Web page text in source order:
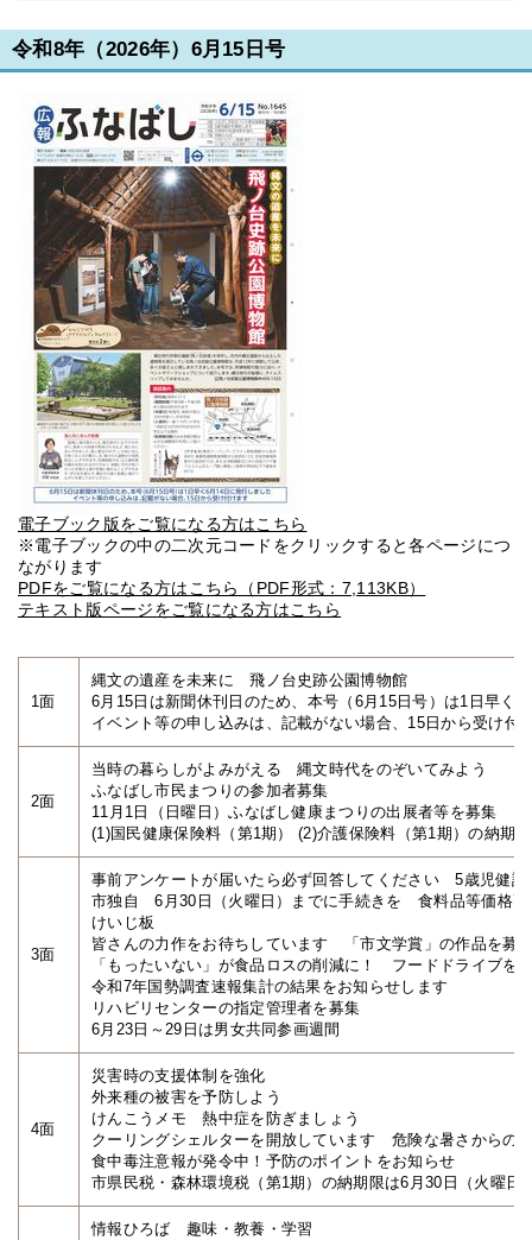
令和8年（2026年）6月15日号
電子ブック版をご覧になる方はこちら
※電子ブックの中の二次元コードをクリックすると各ページにつ
ながります
PDFをご覧になる方はこちら（PDF形式：7,113KB）
テキスト版ページをご覧になる方はこちら
1面
縄文の遺産を未来に 飛ノ台史跡公園博物館
6月15日は新聞休刊日のため、本号（6月15日号）は1日早く6
イベント等の申し込みは、記載がない場合、15日から受け付
2面
当時の暮らしがよみがえる 縄文時代をのぞいてみよう
ふなばし市民まつりの参加者募集
11月1日（日曜日）ふなばし健康まつりの出展者等を募集
(1)国民健康保険料（第1期） (2)介護保険料（第1期）の納期
3面
事前アンケートが届いたら必ず回答してください 5歳児健診
市独自 6月30日（火曜日）までに手続きを 食料品等価格高
けいじ板
皆さんの力作をお待ちしています 「市文学賞」の作品を募
「もったいない」が食品ロスの削減に！ フードドライブを
令和7年国勢調査速報集計の結果をお知らせします
リハビリセンターの指定管理者を募集
6月23日～29日は男女共同参画週間
4面
災害時の支援体制を強化
外来種の被害を予防しよう
けんこうメモ 熱中症を防ぎましょう
クーリングシェルターを開放しています 危険な暑さからの
食中毒注意報が発令中！予防のポイントをお知らせ
市県民税・森林環境税（第1期）の納期限は6月30日（火曜日
情報ひろば 趣味・教養・学習